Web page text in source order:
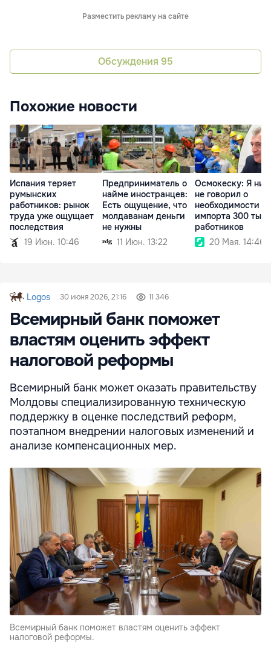
Разместить рекламу на сайте
Обсуждения 95
Похожие новости
Испания теряет
румынских
работников: рынок
труда уже ощущает
последствия
19 Июн. 10:46
Предприниматель о
найме иностранцев:
Есть ощущение, что
молдаванам деньги
не нужны
11 Июн. 13:22
Осмокеску: Я
не говорил о
необходимости
импорта 300
работников
20 Мая. 14:46
Logos 30 июня 2026, 21:16 11 346
Всемирный банк поможет
властям оценить эффект
налоговой реформы
Всемирный банк может оказать правительству
Молдовы специализированную техническую
поддержку в оценке последствий реформ,
поэтапном внедрении налоговых изменений и
анализе компенсационных мер.
Всемирный банк поможет властям оценить эффект
налоговой реформы.